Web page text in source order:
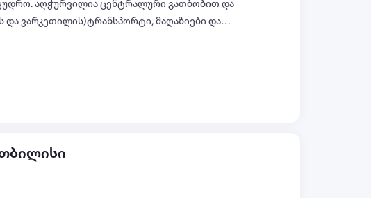
აღჭურვილია ცენტრალური გათბობით და
ვარკეთილის)ტრანსპორტი, მაღაზიები და